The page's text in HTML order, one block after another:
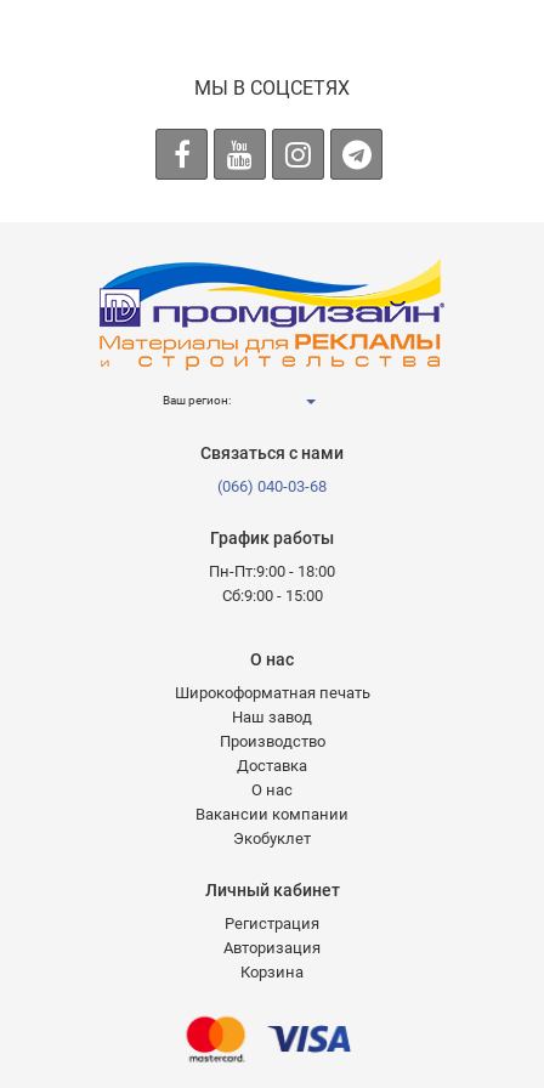
МЫ В СОЦСЕТЯХ
Ваш регион:
Связаться с нами
(066) 040-03-68
График работы
Пн-Пт:9:00 - 18:00
Сб:9:00 - 15:00
О нас
Широкоформатная печать
Наш завод
Производство
Доставка
О нас
Вакансии компании
Экобуклет
Личный кабинет
Регистрация
Авторизация
Корзина